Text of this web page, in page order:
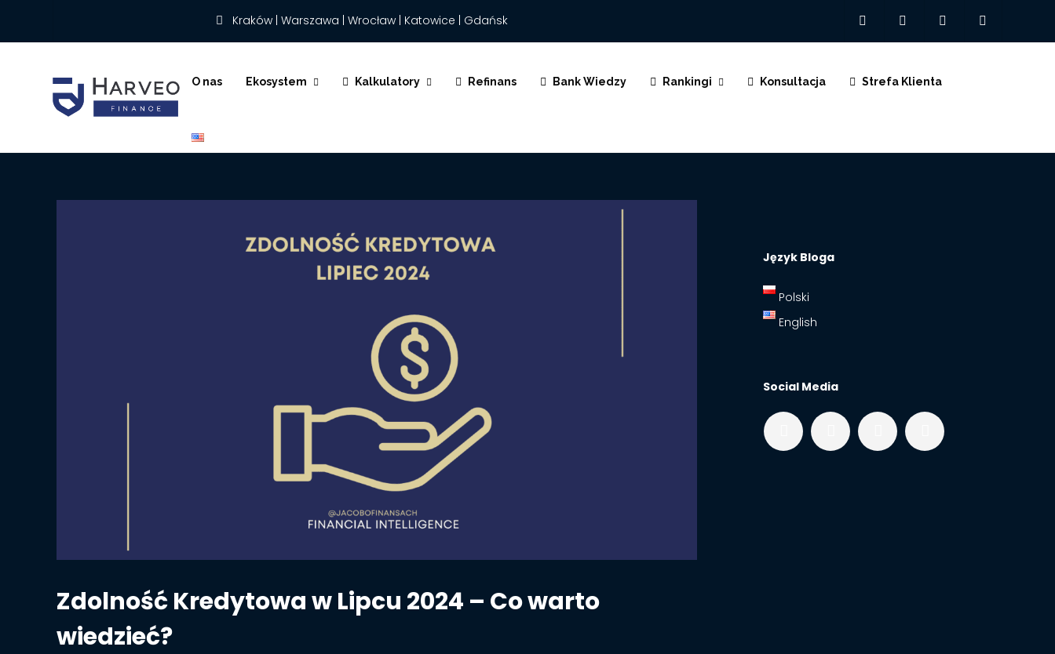
Kraków | Warszawa | Wrocław | Katowice | Gdańsk
O nas Ekosystem Kalkulatory Refinans Bank Wiedzy Rankingi Konsultacja Strefa Klienta
Zdolność Kredytowa w Lipcu 2024 – Co warto
wiedzieć?
Język Bloga
Polski
English
Social Media